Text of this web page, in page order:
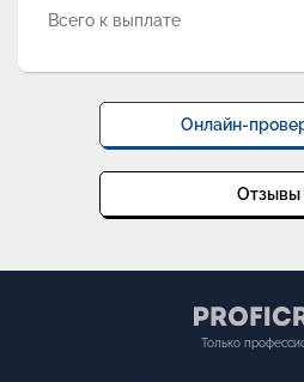
Всего к выплате
Онлайн-
Отзывы
Только